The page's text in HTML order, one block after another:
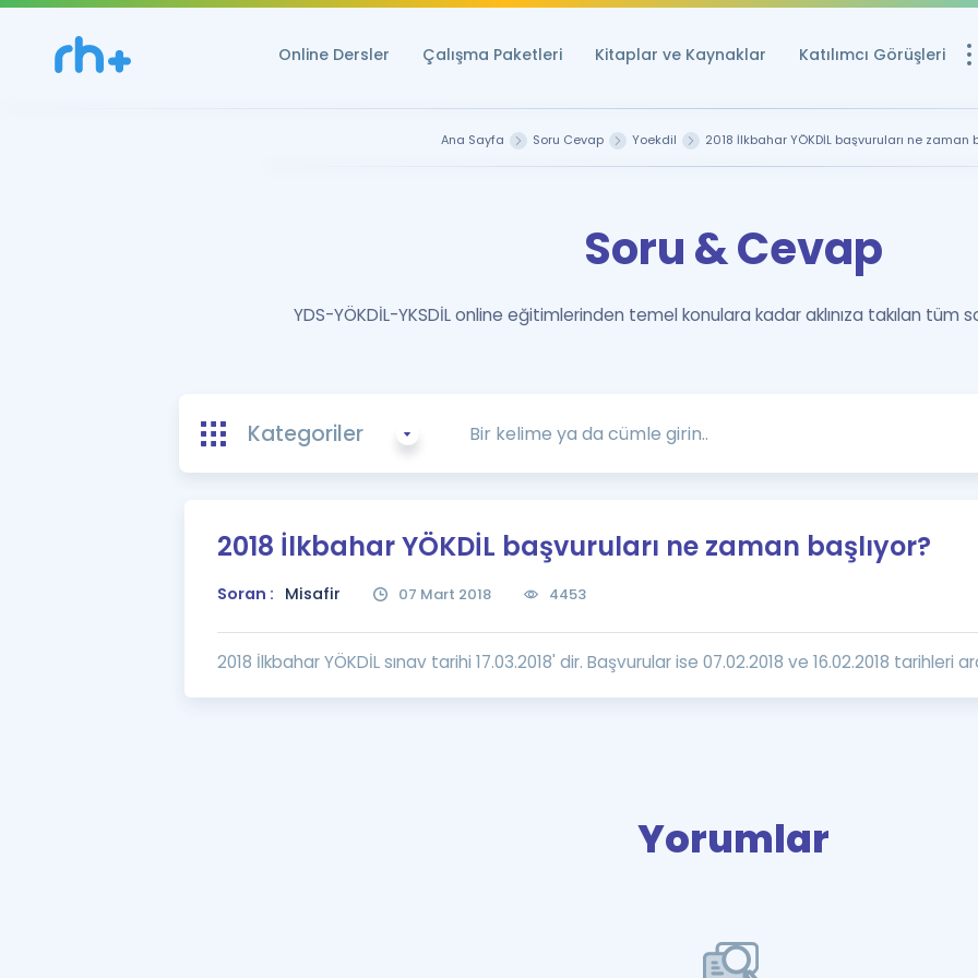
Online Dersler Çalışma Paketleri Kitaplar ve Kaynaklar Katılımcı Görüşleri
Ücretsiz
YDS ve YÖKDİL
YDS ve YÖKDİL
Tüm ÖSYM
Eğitim ve
İngilizce
Ana Sayfa Soru Cevap Yoekdil 2018 İlkbahar YÖKDİL başvuruları ne zaman
Soru & Cevap
YDS-YÖKDİL-YKSDİL online eğitimlerinden temel konulara kadar aklınıza takılan tüm
Kategoriler
2018 İlkbahar YÖKDİL başvuruları ne zaman başlıyor?
Soran : Misafir 07 Mart 2018 4453
2018 İlkbahar YÖKDİL sınav tarihi 17.03.2018' dir. Başvurular ise 07.02.2018 ve 16.02.2018 tarihleri
Yorumlar